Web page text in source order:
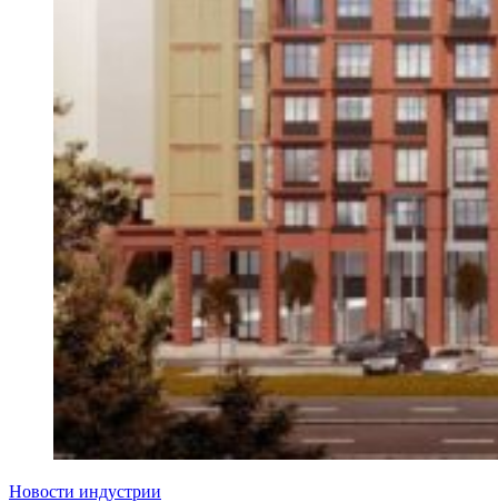
Новости индустрии